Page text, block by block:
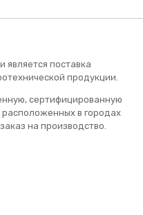
является поставка
продукции.
сертифицированную
в городах
на производство.